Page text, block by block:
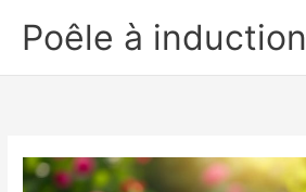
Poêle à induction